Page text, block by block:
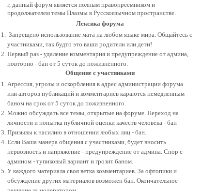
г, данный форум является полным правопреемником и
продолжателем темы Плазмы в Русскоязычном пространстве.
Лексика форума
Запрещено использование мата на любом языке мира. Общайтесь с
участниками, так будто это ваши родители или дети!
Первый раз - удаление комментария и предупреждение от админа,
повторно - бан от 5 суток до пожизненного.
Общение с участниками
Агрессия, угрозы и оскорбления в адрес администрации форума
или авторов публикаций и комментариев караются немедленным
баном на cрок от 5 суток до пожизненного.
Можно обсуждать все темы, открытые на форуме. Переход на
личности и попытка публичной оценки качеств человека - бан
Призывы к насилию в отношении любых лиц - бан.
Если Ваша манера общения с участниками, будет вносить
нервозность и напряжение - предупреждение от админа. Спор с
админом - тупиковый вариант и грозит баном.
У каждого материала своя ветка комментариев. За офтопики и
обсуждение других материалов возможен бан. Окончательное